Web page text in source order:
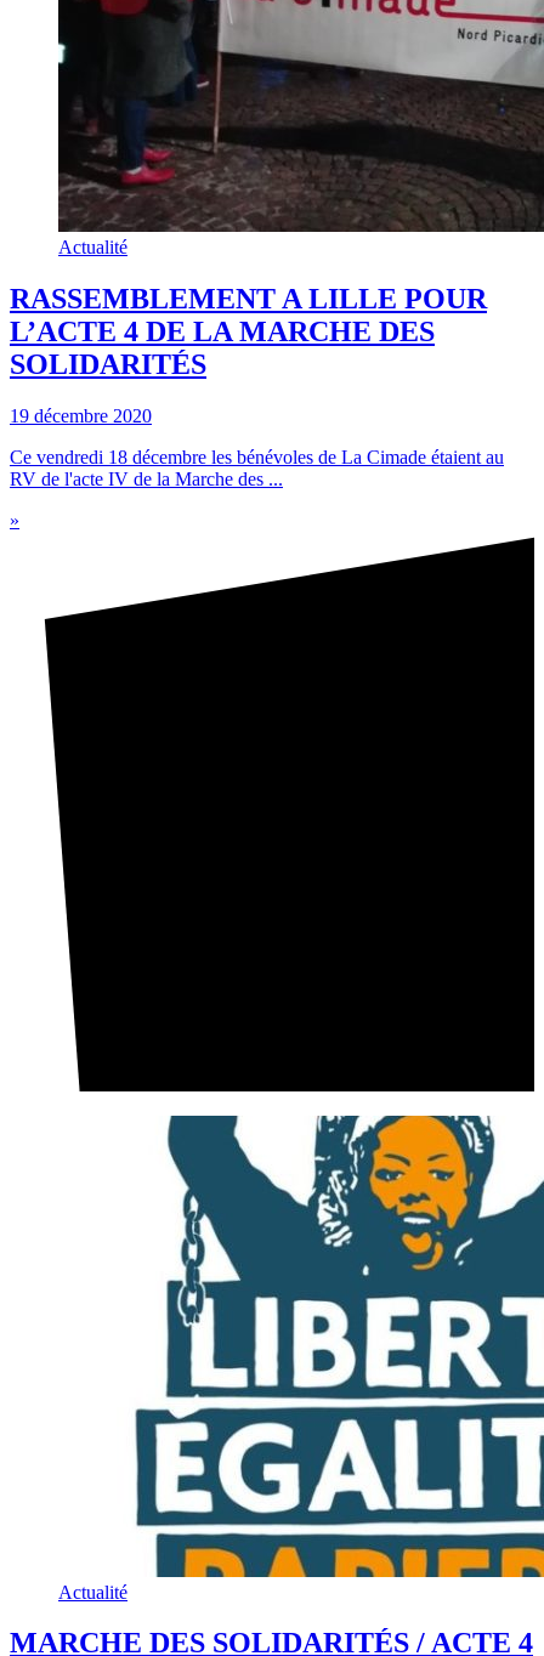
Actualité
RASSEMBLEMENT A LILLE POUR
L’ACTE 4 DE LA MARCHE DES
SOLIDARITÉS
19 décembre 2020
Ce vendredi 18 décembre les bénévoles de La Cimade étaient au
RV de l'acte IV de la Marche des ...
»
Actualité
MARCHE DES SOLIDARITÉS / ACTE 4